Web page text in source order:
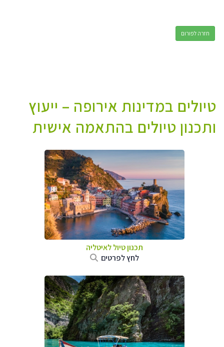
חזרה לפורום
טיולים במדינות אירופה – ייעוץ
ותכנון טיולים בהתאמה אישית
תכנון טיול לאיטליה
לחץ לפרטים